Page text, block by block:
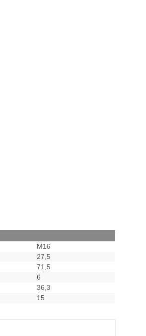
M16
27,5
71,5
6
36,3
15